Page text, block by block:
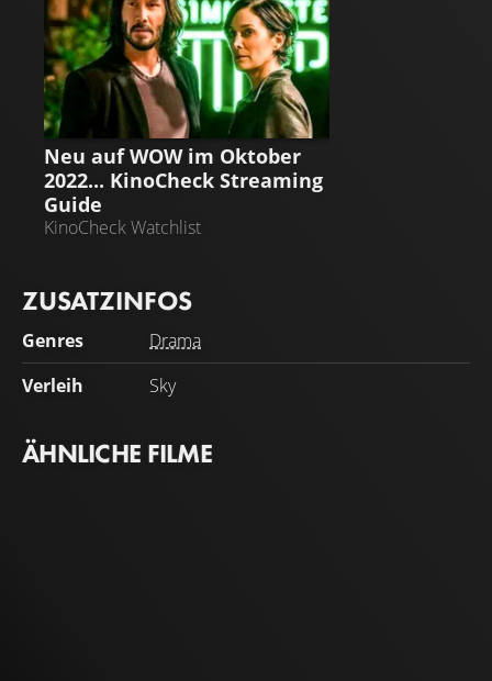
STREAMING GUIDE
Neu auf WOW im Oktober
2022... KinoCheck Streaming
Guide
KinoCheck Watchlist
ZUSATZINFOS
Genres
Drama
Verleih
Sky
ÄHNLICHE FILME